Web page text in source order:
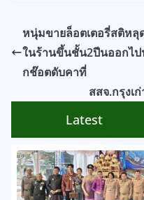
หนุ่มขายล็อตเตอรี่สติหลุ
ในร้านขึ้นชั้น2ปีนออกไป
กช๊อตดับคาที่
สสจ.กรุงเ
Latest